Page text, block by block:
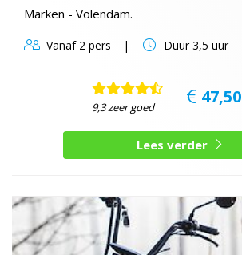
Marken - Volendam.
Vanaf2 pers Duur3,5 uur
9,3 zeer goed 47,50
Lees verder